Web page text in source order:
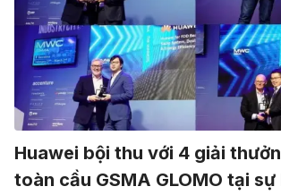
Huawei bội thu với 4 giải
toàn cầu GSMA GLOMO tại sự